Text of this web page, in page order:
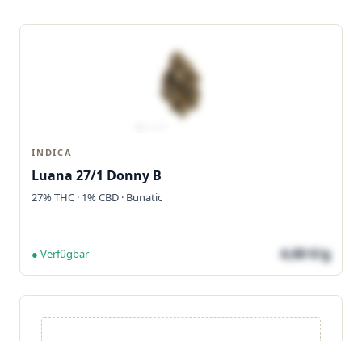
INDICA
Luana 27/1 Donny B
27% THC · 1% CBD · Bunatic
● Verfügbar 4,60 €/g